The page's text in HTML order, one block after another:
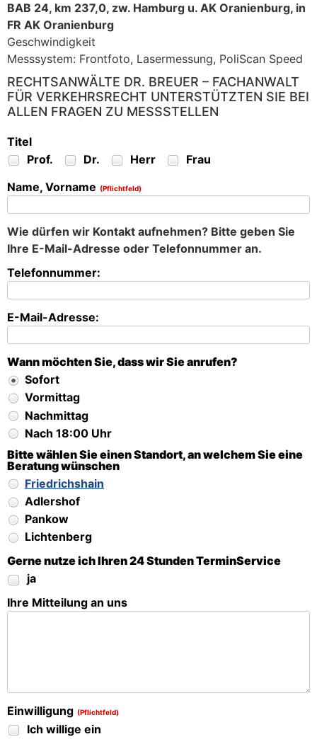
BAB 24, km 237,0, zw. Hamburg u. AK Oranienburg, in
FR AK Oranienburg
Geschwindigkeit
Messsystem: Frontfoto, Lasermessung, PoliScan Speed
RECHTSANWÄLTE DR. BREUER – FACHANWALT
FÜR VERKEHRSRECHT UNTERSTÜTZTEN SIE BEI
ALLEN FRAGEN ZU MESSSTELLEN
Titel
Prof.
Dr. Herr
Frau
Name, Vorname (Pflichtfeld)
Wie dürfen wir Kontakt aufnehmen? Bitte geben Sie
Ihre E-Mail-Adresse oder Telefonnummer an.
Telefonnummer:
E-Mail-Adresse:
Wann möchten Sie, dass wir Sie anrufen?
Sofort
Vormittag
Nachmittag
Nach 18:00 Uhr
Bitte wählen Sie einen Standort, an welchem Sie eine
Beratung wünschen
Friedrichshain
Adlershof
Pankow
Lichtenberg
Gerne nutze ich Ihren 24 Stunden TerminService
ja
Ihre Mitteilung an uns
Einwilligung (Pflichtfeld)
Ich willige ein